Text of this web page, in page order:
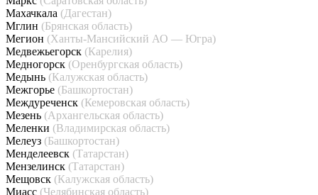
Махачкала (Дагестан)
Мглин (Брянская область)
Мегион (Ханты-Мансийский АО — Югра)
Медвежьегорск (Карелия)
Медногорск (Оренбургская область)
Медынь (Калужская область)
Межгорье (Башкортостан)
Междуреченск (Кемеровская область)
Мезень (Архангельская область)
Меленки (Владимирская область)
Мелеуз (Башкортостан)
Менделеевск (Татарстан)
Мензелинск (Татарстан)
Мещовск (Калужская область)
Миасс (Челябинская область)